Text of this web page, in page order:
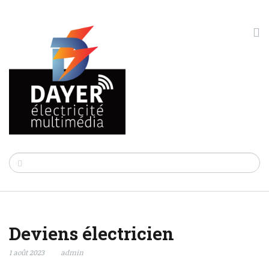
Deviens électricien
1 août 2023 admin